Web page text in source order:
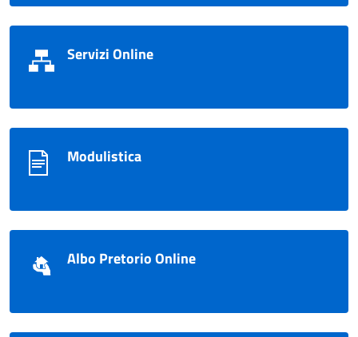
Servizi Online
Modulistica
Albo Pretorio Online